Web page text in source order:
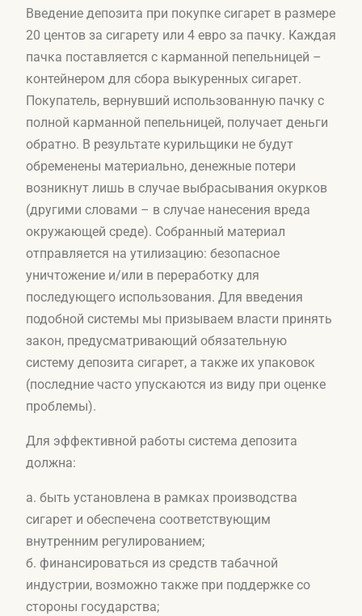
Введение депозита при покупке сигарет в размере
20 центов за сигарету или 4 евро за пачку. Каждая
пачка поставляется с карманной пепельницей –
контейнером для сбора выкуренных сигарет.
Покупатель, вернувший использованную пачку с
полной карманной пепельницей, получает деньги
обратно. В результате курильщики не будут
обременены материально, денежные потери
возникнут лишь в случае выбрасывания окурков
(другими словами – в случае нанесения вреда
окружающей среде). Собранный материал
отправляется на утилизацию: безопасное
уничтожение и/или в переработку для
последующего использования. Для введения
подобной системы мы призываем власти принять
закон, предусматривающий обязательную
систему депозита сигарет, а также их упаковок
(последние часто упускаются из виду при оценке
проблемы).
Для эффективной работы система депозита
должна:
а. быть установлена в рамках производства
сигарет и обеспечена соответствующим
внутренним регулированием;
б. финансироваться из средств табачной
индустрии, возможно также при поддержке со
стороны государства;